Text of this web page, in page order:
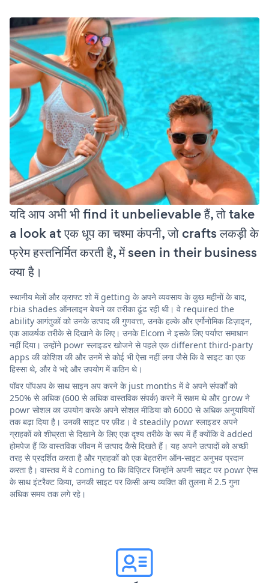
यदि आप अभी भी find it unbelievable हैं, तो take
a look at एक धूप का चश्मा कंपनी, जो crafts लकड़ी के
फ्रेम हस्तनिर्मित करती है, में seen in their business
क्या है।
स्थानीय मेलों और क्राफ्ट शो में getting के अपने व्यवसाय के कुछ महीनों के बाद,
rbia shades ऑनलाइन बेचने का तरीका ढूंढ रही थी। वे required the
ability आगंतुकों को उनके उत्पाद की गुणवत्ता, उनके हल्के और एर्गोनोमिक डिज़ाइन,
एक आकर्षक तरीके से दिखाने के लिए। उनके Elcom ने इसके लिए पर्याप्त समाधान
नहीं दिया। उन्होंने powr स्लाइडर खोजने से पहले एक different third-party
apps की कोशिश की और उनमें से कोई भी ऐसा नहीं लगा जैसे कि वे साइट का एक
हिस्सा थे, और वे भद्दे और उपयोग में कठिन थे।
पॉवर पॉपअप के साथ साइन अप करने के just months में वे अपने संपर्कों को
250% से अधिक (600 से अधिक वास्तविक संपर्क) करने में सक्षम थे और grow ने
powr सोशल का उपयोग करके अपने सोशल मीडिया को 6000 से अधिक अनुयायियों
तक बढ़ा दिया है। उनकी साइट पर फ़ीड। वे steadily powr स्लाइडर अपने
ग्राहकों को शीघ्रता से दिखाने के लिए एक दृश्य तरीके के रूप में हैं क्योंकि वे added
होमपेज हैं कि वास्तविक जीवन में उत्पाद कैसे दिखते हैं। यह अपने उत्पादों को अच्छी
तरह से प्रदर्शित करता है और ग्राहकों को एक बेहतरीन ऑन-साइट अनुभव प्रदान
करता है। वास्तव में वे coming to कि विज़िटर जिन्होंने अपनी साइट पर powr ऐप्स
के साथ इंटरैक्ट किया, उनकी साइट पर किसी अन्य व्यक्ति की तुलना में 2.5 गुना
अधिक समय तक लगे रहे।